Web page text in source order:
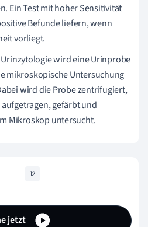
Ein Test mit hoher Sensitivität
Befunde liefern, wenn
vorliegt.
wird eine Urinprobe
mikroskopische Untersuchung
wird die Probe zentrifugiert,
gefärbt und
Mikroskop untersucht.
12
jetzt